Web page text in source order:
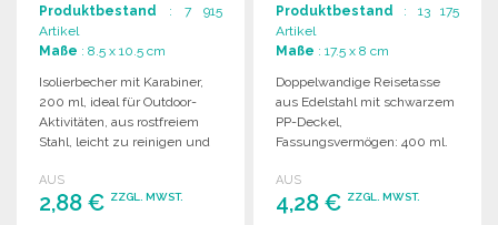
Produktbestand : 7 915
Artikel
Maße : 8.5 x 10.5 cm
Isolierbecher mit Karabiner,
200 ml, ideal für Outdoor-
Aktivitäten, aus rostfreiem
Stahl, leicht zu reinigen und
AUS
2,88 € ZZGL. MWST.
Produktbestand : 13 175
Artikel
Maße : 17.5 x 8 cm
Doppelwandige Reisetasse
aus Edelstahl mit schwarzem
PP-Deckel,
Fassungsvermögen: 400 ml.
AUS
4,28 € ZZGL. MWST.